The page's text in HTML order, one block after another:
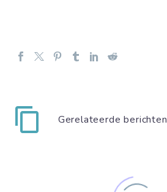
Gerelateerde berichten